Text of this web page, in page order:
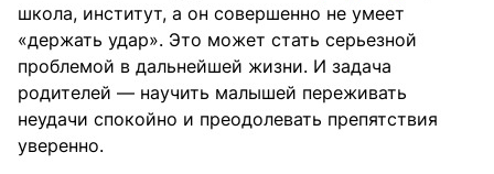
школа, институт, а он совершенно не умеет
«держать удар». Это может стать серьезной
проблемой в дальнейшей жизни. И задача
родителей — научить малышей переживать
неудачи спокойно и преодолевать препятствия
уверенно.